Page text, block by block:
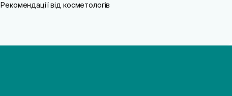
Рекомендації від косметологів